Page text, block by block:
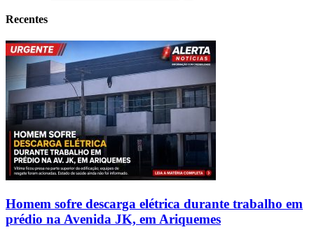
Recentes
Homem sofre descarga elétrica durante trabalho em
prédio na Avenida JK, em Ariquemes